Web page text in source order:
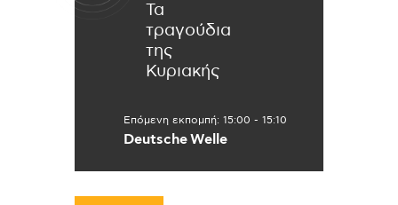
Τα
τραγούδια
της
Κυριακής
Επόμενη εκπομπή: 15:00 - 15:10
Deutsche Welle